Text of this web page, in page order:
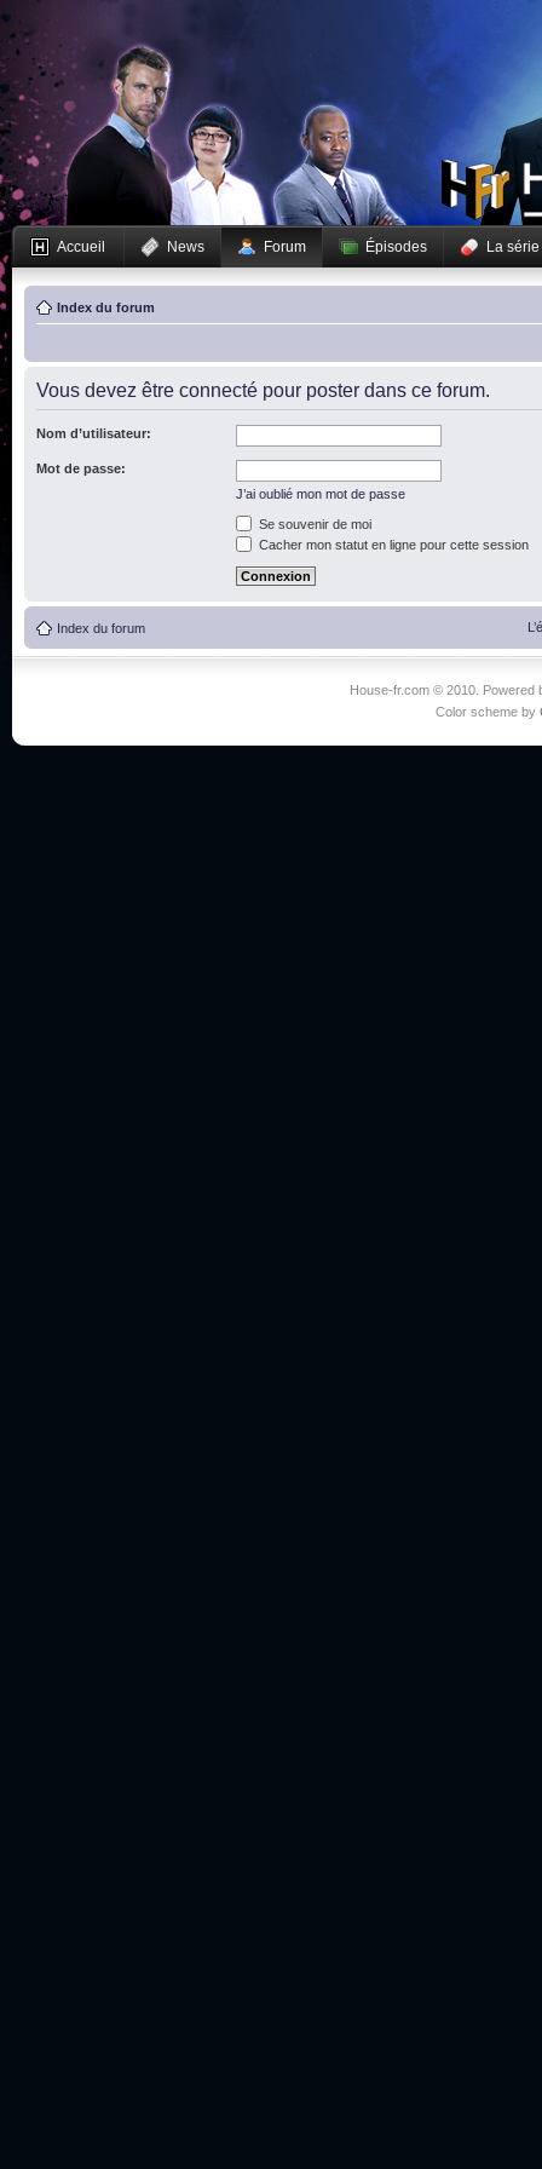
Accueil News Forum Épisodes La série
Index du forum
Vous devez être connecté pour poster dans ce forum.
Nom d’utilisateur:
Mot de passe:
J’ai oublié mon mot de passe
Se souvenir de moi
Cacher mon statut en ligne pour cette session
Index du forum
House-fr.com © 2010. Powered
Color scheme by